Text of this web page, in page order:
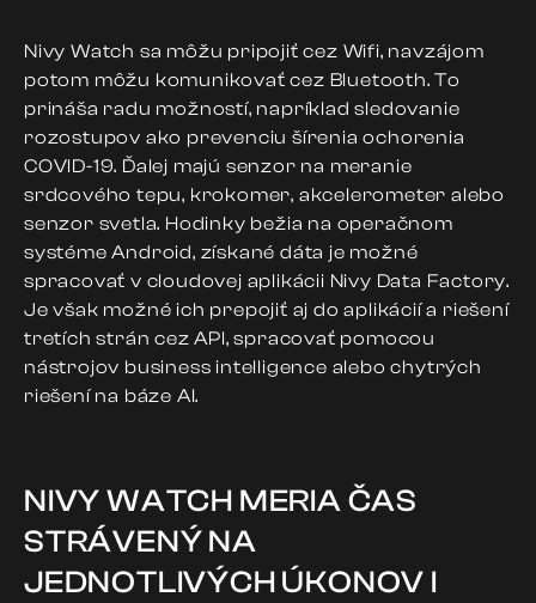
Nivy Watch sa môžu pripojiť cez Wifi, navzájom
potom môžu komunikovať cez Bluetooth. To
prináša radu možností, napríklad sledovanie
rozostupov ako prevenciu šírenia ochorenia
COVID-19. Ďalej majú senzor na meranie
srdcového tepu, krokomer, akcelerometer alebo
senzor svetla. Hodinky bežia na operačnom
systéme Android, získané dáta je možné
spracovať v cloudovej aplikácii Nivy Data Factory.
Je však možné ich prepojiť aj do aplikácií a riešení
tretích strán cez API, spracovať pomocou
nástrojov business intelligence alebo chytrých
riešení na báze AI.
NIVY WATCH MERIA ČAS
STRÁVENÝ NA
JEDNOTLIVÝCH ÚKONOV I